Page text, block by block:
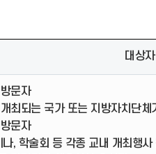
대상자
문자
최되는 국가 또는 지방자치단
문자
나, 학술회 등 각종 교내 개최행